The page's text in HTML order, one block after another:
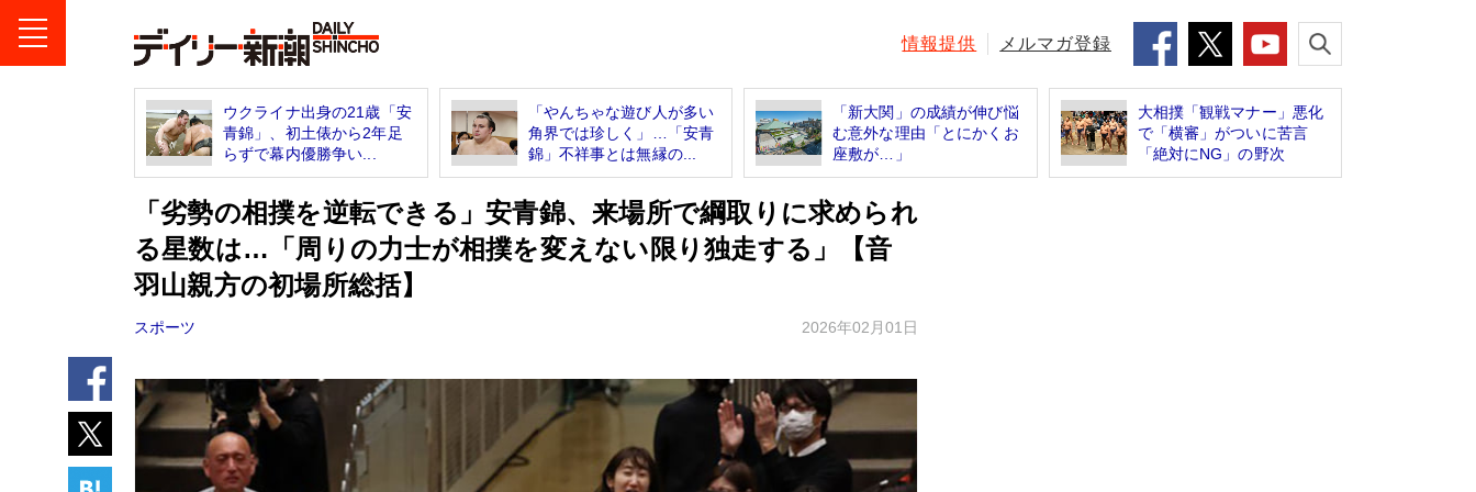
情報提供 メルマガ登録
ウクライナ出身の21歳「安
青錦」、初土俵から2年足
らずで幕内優勝争い...
「やんちゃな遊び人が多い
角界では珍しく」…「安青
錦」不祥事とは無縁の...
「新大関」の成績が伸び悩
む意外な理由「とにかくお
座敷が…」
大相撲「観戦マナー」悪化
で「横審」がついに苦言
「絶対にNG」の野次
「劣勢の相撲を逆転できる」安青錦、来場所で綱取りに求められ
る星数は…「周りの力士が相撲を変えない限り独走する」【音
羽山親方の初場所総括】
スポーツ 2026年02月01日